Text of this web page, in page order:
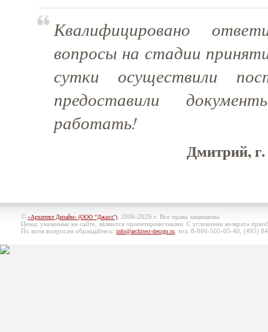
Квалифицировано
вопросы на стадии
сутки осуществили
предоставили
работать!
Дмитрий,
© «Архитект Дизайн» (ООО "Джазл") , 2006-2026 г. Все права защищены.
Цены, указанные на сайте, являются ориентировочными. С условиями возврата
По всем вопросам обращайтесь: info@architect-design.ru , тел. 8-800-505-05-40, (495)